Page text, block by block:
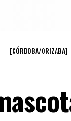
[CÓRDOBA/ORIZABA]